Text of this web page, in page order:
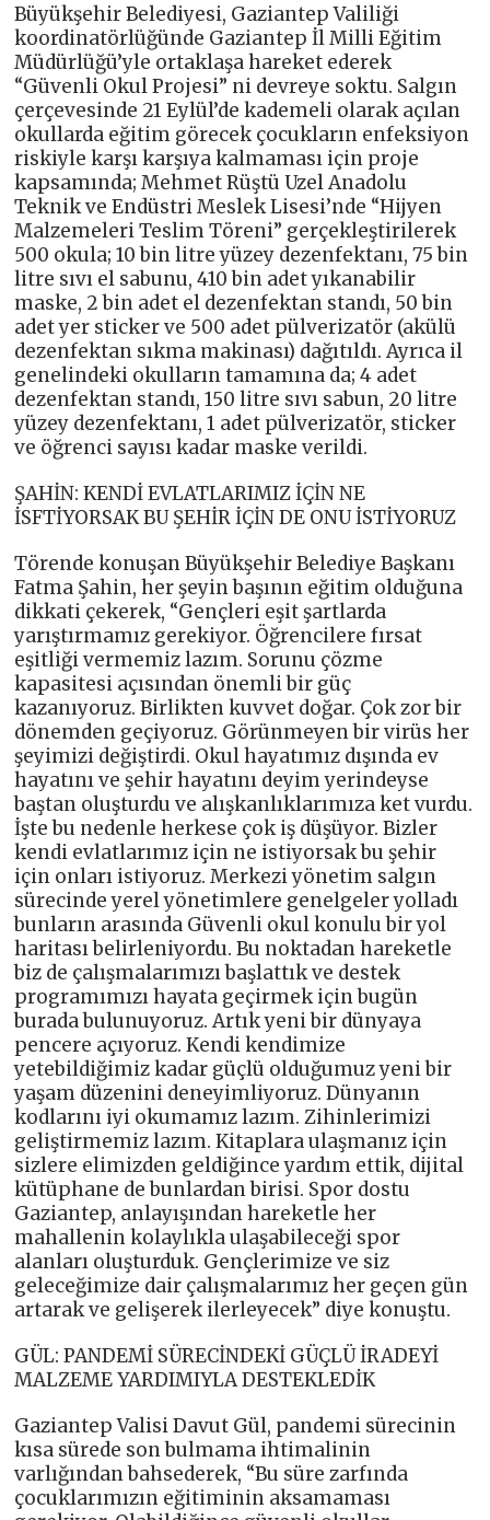
Büyükşehir Belediyesi, Gaziantep Valiliği
koordinatörlüğünde Gaziantep İl Milli Eğitim
Müdürlüğü’yle ortaklaşa hareket ederek
“Güvenli Okul Projesi” ni devreye soktu. Salgın
çerçevesinde 21 Eylül’de kademeli olarak açılan
okullarda eğitim görecek çocukların enfeksiyon
riskiyle karşı karşıya kalmaması için proje
kapsamında; Mehmet Rüştü Uzel Anadolu
Teknik ve Endüstri Meslek Lisesi’nde “Hijyen
Malzemeleri Teslim Töreni” gerçekleştirilerek
500 okula; 10 bin litre yüzey dezenfektanı, 75 bin
litre sıvı el sabunu, 410 bin adet yıkanabilir
maske, 2 bin adet el dezenfektan standı, 50 bin
adet yer sticker ve 500 adet pülverizatör (akülü
dezenfektan sıkma makinası) dağıtıldı. Ayrıca il
genelindeki okulların tamamına da; 4 adet
dezenfektan standı, 150 litre sıvı sabun, 20 litre
yüzey dezenfektanı, 1 adet pülverizatör, sticker
ve öğrenci sayısı kadar maske verildi.
ŞAHİN: KENDİ EVLATLARIMIZ İÇİN NE
İSFTİYORSAK BU ŞEHİR İÇİN DE ONU İSTİYORUZ
Törende konuşan Büyükşehir Belediye Başkanı
Fatma Şahin, her şeyin başının eğitim olduğuna
dikkati çekerek, “Gençleri eşit şartlarda
yarıştırmamız gerekiyor. Öğrencilere fırsat
eşitliği vermemiz lazım. Sorunu çözme
kapasitesi açısından önemli bir güç
kazanıyoruz. Birlikten kuvvet doğar. Çok zor bir
dönemden geçiyoruz. Görünmeyen bir virüs her
şeyimizi değiştirdi. Okul hayatımız dışında ev
hayatını ve şehir hayatını deyim yerindeyse
baştan oluşturdu ve alışkanlıklarımıza ket vurdu.
İşte bu nedenle herkese çok iş düşüyor. Bizler
kendi evlatlarımız için ne istiyorsak bu şehir
için onları istiyoruz. Merkezi yönetim salgın
sürecinde yerel yönetimlere genelgeler yolladı
bunların arasında Güvenli okul konulu bir yol
haritası belirleniyordu. Bu noktadan hareketle
biz de çalışmalarımızı başlattık ve destek
programımızı hayata geçirmek için bugün
burada bulunuyoruz. Artık yeni bir dünyaya
pencere açıyoruz. Kendi kendimize
yetebildiğimiz kadar güçlü olduğumuz yeni bir
yaşam düzenini deneyimliyoruz. Dünyanın
kodlarını iyi okumamız lazım. Zihinlerimizi
geliştirmemiz lazım. Kitaplara ulaşmanız için
sizlere elimizden geldiğince yardım ettik, dijital
kütüphane de bunlardan birisi. Spor dostu
Gaziantep, anlayışından hareketle her
mahallenin kolaylıkla ulaşabileceği spor
alanları oluşturduk. Gençlerimize ve siz
geleceğimize dair çalışmalarımız her geçen gün
artarak ve gelişerek ilerleyecek” diye konuştu.
GÜL: PANDEMİ SÜRECİNDEKİ GÜÇLÜ İRADEYİ
MALZEME YARDIMIYLA DESTEKLEDİK
Gaziantep Valisi Davut Gül, pandemi sürecinin
kısa sürede son bulmama ihtimalinin
varlığından bahsederek, “Bu süre zarfında
çocuklarımızın eğitiminin aksamaması